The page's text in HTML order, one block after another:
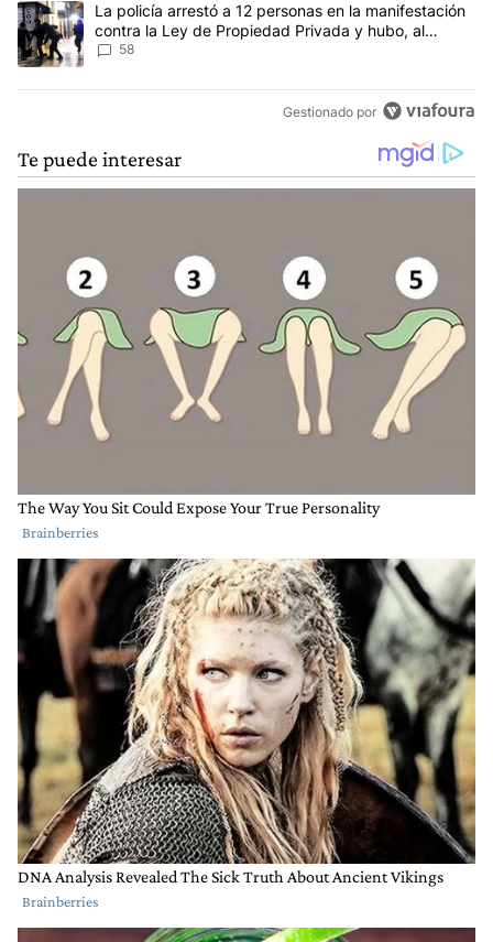
Un artículo de tendencia con el título "La policía arrestó a 12
La policía arrestó a 12 personas en la manifestación
contra la Ley de Propiedad Privada y hubo, al
menos, 3 agentes heridos
58
Gestionado por